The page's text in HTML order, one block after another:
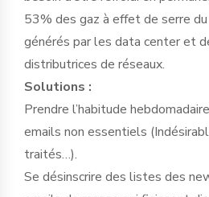
53% des gaz à effet de serre
générés par les data center et
distributrices de réseaux.
Solutions :
Prendre l’habitude
emails non essentiels
traités…).
Se désinscrire des listes des